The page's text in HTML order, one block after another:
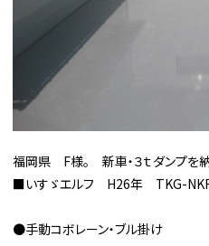
福岡県 F様。 新車・３ｔダンプを
■いすゞエルフ H26年 TKG-
●手動コボレーン・ブル掛け